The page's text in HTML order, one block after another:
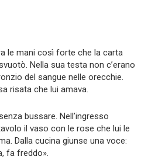
le mani così forte che la carta
Nella sua testa non c’erano
del sangue nelle orecchie.
risata che lui amava.
bussare. Nell’ingresso
il vaso con le rose che lui le
Dalla cucina giunse una voce:
fa freddo».